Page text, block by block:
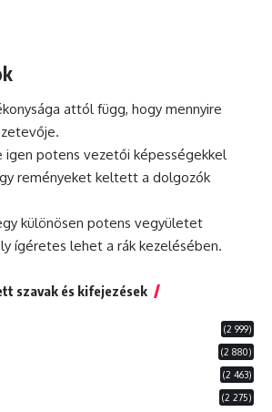
attól függ, hogy mennyire
igen potens vezetői képességekkel
reményeket keltett a dolgozók
különösen potens vegyületet
ígéretes lehet a rák kezelésében.
szavak és kifejezések
(2 999)
(2 880)
(2 463)
(2 275)